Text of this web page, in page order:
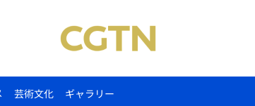
芸術文化 ギャラリー